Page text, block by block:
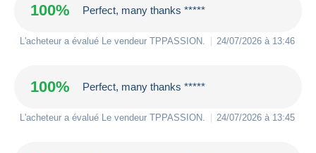
100% Perfect, many thanks *****
L'acheteur a évalué Le vendeur TPPASSION 24/07/2026 à 13:46
100% Perfect, many thanks *****
L'acheteur a évalué Le vendeur TPPASSION 24/07/2026 à 13:45